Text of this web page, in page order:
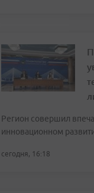
Регион совершил
инновационном
сегодня, 16:18